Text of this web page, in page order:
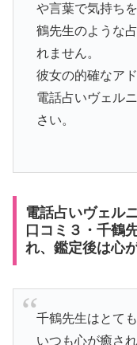
や言葉で気持ち
鶴先生のような
れません。
彼女の的確なア
電話占いヴェル
さい。
電話占いヴェル
口コミ３・千鶴
れ、鑑定後は心
千鶴先生はとて
いつも心が癒され